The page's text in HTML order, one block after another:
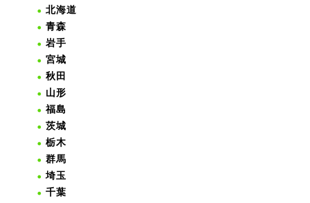
北海道
青森
岩手
宮城
秋田
山形
福島
茨城
栃木
群馬
埼玉
千葉